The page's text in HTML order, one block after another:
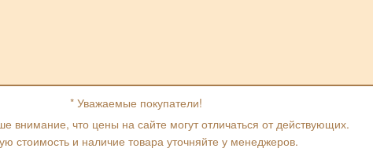
* Уважаемые покупатели!
что цены на сайте могут отличаться от действующих.
стоимость и наличие товара уточняйте у менеджеров.